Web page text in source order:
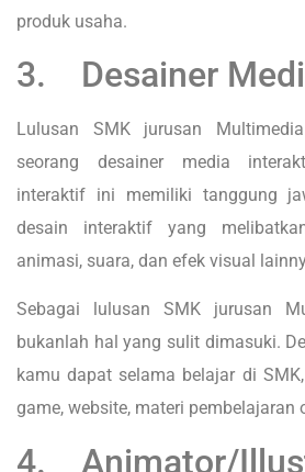
produk usaha.
3. Desainer
Lulusan SMK jurusan
seorang desainer media
interaktif ini memiliki tanggung
desain interaktif yang
animasi, suara, dan efek visual
Sebagai lulusan SMK jurusan
bukanlah hal yang sulit dimasuki.
kamu dapat selama belajar di
game, website, materi pembelajaran
4. Animator/